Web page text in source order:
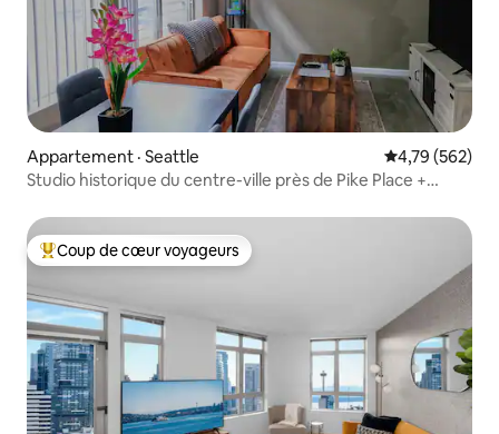
Appartement · Seattle Note
4,79 (562)
Studio historique du centre-ville près de Pike Place +
Coup de cœur voyageurs parmi les plus aimés
Coup de cœur voyageurs